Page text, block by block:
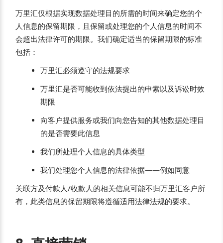
万里汇仅根据实现数据处理目的所需的时间来确定您的个
人信息的保留期限，且保留或处理您的个人信息的时间不
会超出法律许可的期限。我们确定适当的保留期限的标准
包括：
万里汇必须遵守的法规要求
万里汇是否可能收到依法提出的申索以及诉讼时效
期限
向客户提供服务或我们向您告知的其他数据处理目
的是否需要此信息
我们所处理个人信息的具体类型
我们处理您个人信息的法律依据——例如同意
关联方及付款人/收款人的相关信息可能不归万里汇客户所
有，此类信息的保留期限将遵循适用法律法规的要求。